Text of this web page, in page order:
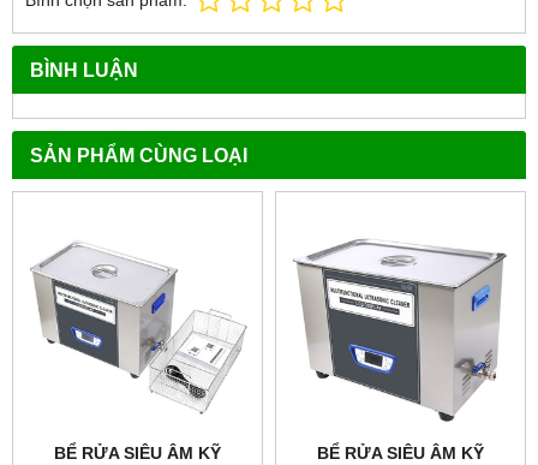
BÌNH LUẬN
SẢN PHẨM CÙNG LOẠI
BỂ RỬA SIÊU ÂM KỸ
BỂ RỬA SIÊU ÂM KỸ